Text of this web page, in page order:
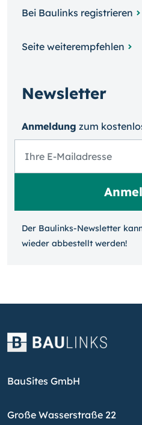
Bei Baulinks registrieren
Seite weiterempfehlen
Newsletter
Anmeldung zum
Der Baulinks-Newsletter
wieder ab­bestellt werden!
BauSites GmbH
Große Wasserstraße 22